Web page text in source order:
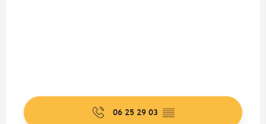
06 25 29 03 ▒▒